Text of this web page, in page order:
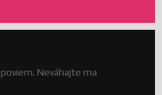
Neváhajte ma